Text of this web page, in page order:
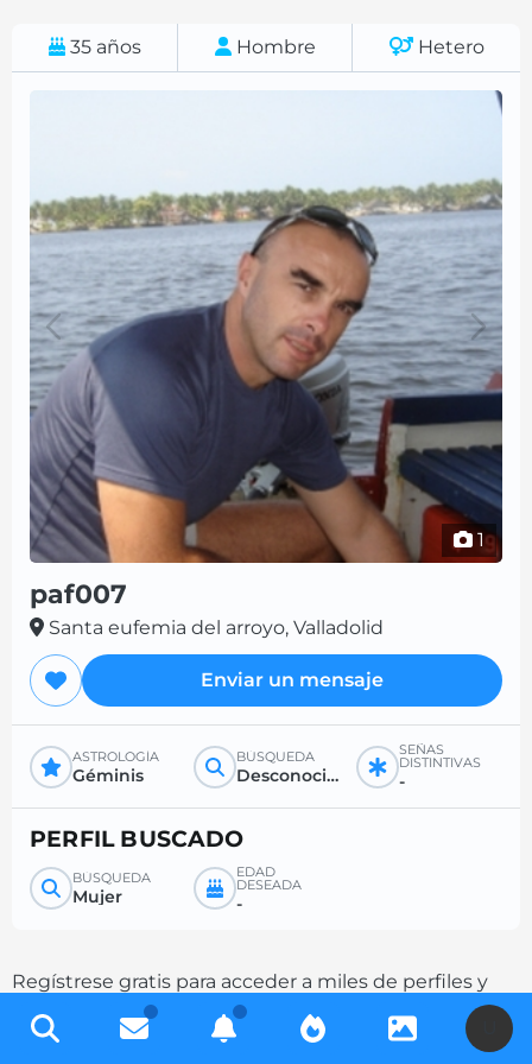
35 años Hombre Hetero
1
paf007
Santa eufemia del arroyo, Valladolid
Enviar un mensaje
ASTROLOGÍA
Géminis
BÚSQUEDA
Desconocido
SEÑAS
DISTINTIVAS
-
PERFIL BUSCADO
BÚSQUEDA
Mujer
EDAD
DESEADA
-
Regístrese gratis para acceder a miles de perfiles y
aumente sus posibilidades de contacto
completando su descripción.